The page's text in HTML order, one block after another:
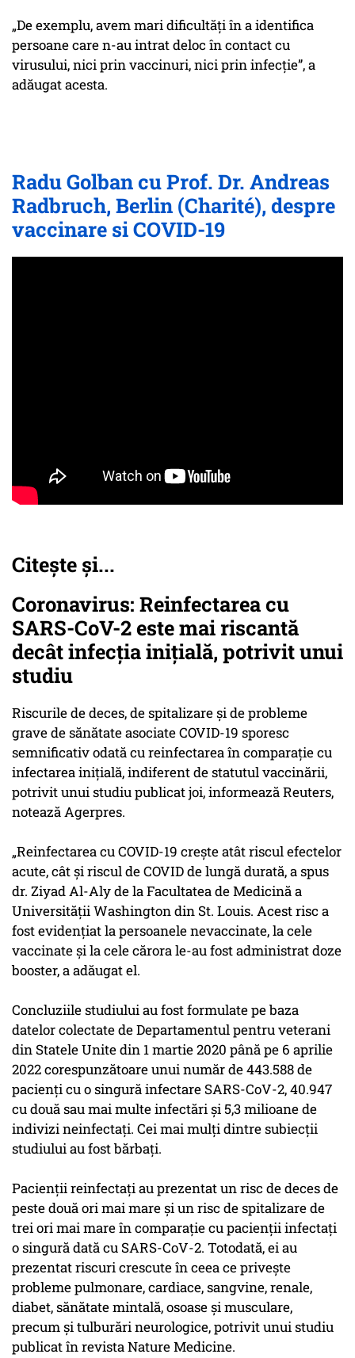
„De exemplu, avem mari dificultăți în a identifica
persoane care n-au intrat deloc în contact cu
virusului, nici prin vaccinuri, nici prin infecție”, a
adăugat acesta.
Radu Golban cu Prof. Dr. Andreas
Radbruch, Berlin (Charité), despre
vaccinare si COVID-19
Citește și...
Coronavirus: Reinfectarea cu
SARS-CoV-2 este mai riscantă
decât infecţia iniţială, potrivit unui
studiu
Riscurile de deces, de spitalizare şi de probleme
grave de sănătate asociate COVID-19 sporesc
semnificativ odată cu reinfectarea în comparaţie cu
infectarea iniţială, indiferent de statutul vaccinării,
potrivit unui studiu publicat joi, informează Reuters,
notează Agerpres.
„Reinfectarea cu COVID-19 creşte atât riscul efectelor
acute, cât şi riscul de COVID de lungă durată, a spus
dr. Ziyad Al-Aly de la Facultatea de Medicină a
Universităţii Washington din St. Louis. Acest risc a
fost evidenţiat la persoanele nevaccinate, la cele
vaccinate şi la cele cărora le-au fost administrat doze
booster, a adăugat el.
Concluziile studiului au fost formulate pe baza
datelor colectate de Departamentul pentru veterani
din Statele Unite din 1 martie 2020 până pe 6 aprilie
2022 corespunzătoare unui număr de 443.588 de
pacienţi cu o singură infectare SARS-CoV-2, 40.947
cu două sau mai multe infectări şi 5,3 milioane de
indivizi neinfectaţi. Cei mai mulţi dintre subiecţii
studiului au fost bărbaţi.
Pacienţii reinfectaţi au prezentat un risc de deces de
peste două ori mai mare şi un risc de spitalizare de
trei ori mai mare în comparaţie cu pacienţii infectaţi
o singură dată cu SARS-CoV-2. Totodată, ei au
prezentat riscuri crescute în ceea ce priveşte
probleme pulmonare, cardiace, sangvine, renale,
diabet, sănătate mintală, osoase şi musculare,
precum şi tulburări neurologice, potrivit unui studiu
publicat în revista Nature Medicine.